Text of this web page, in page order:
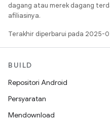
dagang atau merek dagang
afiliasinya.
Terakhir diperbarui pada 2025-
BUILD
Repositori Android
Persyaratan
Mendownload